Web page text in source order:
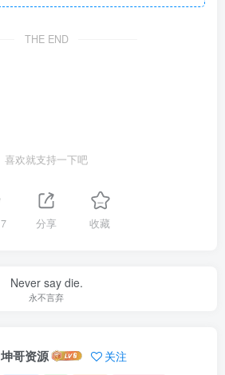
THE END
喜欢就支持一下吧
7 分享 收藏
Never say die.
永不言弃
坤哥资源 关注